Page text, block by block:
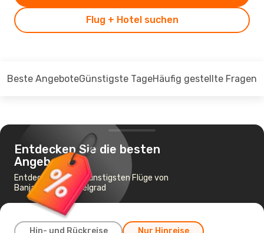
Flug + Hotel suchen
Beste AngeboteGünstigste TageHäufig gestellte Fragen
Entdecken Sie die besten
Angebote
Entdecken Sie die günstigsten Flüge von
Banja Luka nach Belgrad
Hin- und Rückreise Nur Hinreise